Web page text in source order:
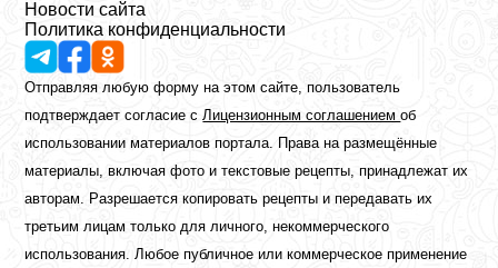
Новости сайта
Политика конфиденциальности
Отправляя любую форму на этом сайте, пользователь
подтверждает согласие сЛицензионным соглашениемоб
использовании материалов портала. Права на размещённые
материалы, включая фото и текстовые рецепты, принадлежат их
авторам. Разрешается копировать рецепты и передавать их
третьим лицам только для личного, некоммерческого
использования. Любое публичное или коммерческое применение